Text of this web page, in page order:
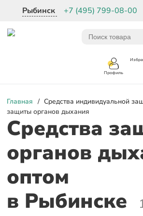
Рыбинск +7 (495) 799-08-00
Профиль
Главная / Средства индивидуальной
защиты органов дыхания
Средства
органов
оптом
в Рыбинске